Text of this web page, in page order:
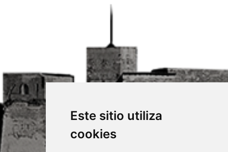
Este sitio utiliza
cookies